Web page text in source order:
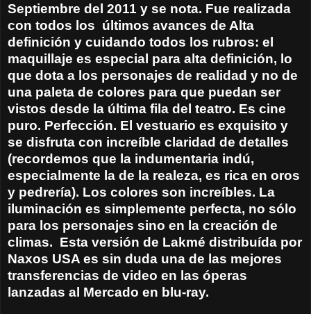
Septiembre del 2011 y se nota. Fue realizada
con todos los últimos avances de Alta
definición y cuidando todos los rubros: el
maquillaje es especial para alta definición, lo
que dota a los personajes de realidad y no de
una paleta de colores para que puedan ser
vistos desde la última fila del teatro. Es cine
puro. Perfección. El vestuario es exquisito y
se disfruta con increíble claridad de detalles
(recordemos que la indumentaria indú,
especialmente la de la realeza, es rica en oros
y pedrería). Los colores son increíbles. La
iluminación es simplemente perfecta, no sólo
para los personajes sino en la creación de
climas. Esta versión de Lakmé distribuída por
Naxos USA es sin duda una de las mejores
transferencias de video en las óperas
lanzadas al Mercado en blu-ray.